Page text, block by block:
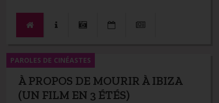
À PROPOS DE MOURIR À IBIZA
(UN FILM EN 3 ÉTÉS)
PAROLES DE CINÉASTES